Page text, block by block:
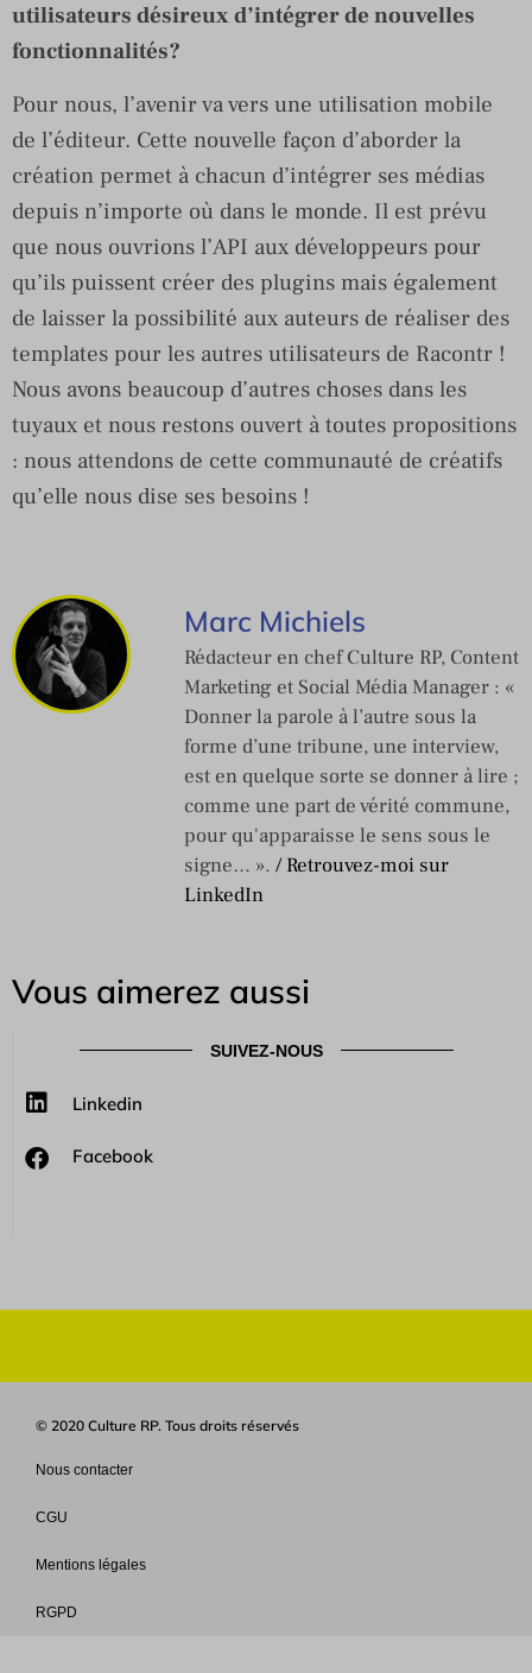
utilisateurs désireux d’intégrer de nouvelles
fonctionnalités?
Pour nous, l’avenir va vers une utilisation mobile
de l’éditeur. Cette nouvelle façon d’aborder la
création permet à chacun d’intégrer ses médias
depuis n’importe où dans le monde. Il est prévu
que nous ouvrions l’API aux développeurs pour
qu’ils puissent créer des plugins mais également
de laisser la possibilité aux auteurs de réaliser des
templates pour les autres utilisateurs de Racontr !
Nous avons beaucoup d’autres choses dans les
tuyaux et nous restons ouvert à toutes propositions
: nous attendons de cette communauté de créatifs
qu’elle nous dise ses besoins !
Marc Michiels
Rédacteur en chef Culture RP, Content
Marketing et Social Média Manager : «
Donner la parole à l’autre sous la
forme d’une tribune, une interview,
est en quelque sorte se donner à lire ;
comme une part de vérité commune,
pour qu'apparaisse le sens sous le
signe… ». / Retrouvez-moi sur
LinkedIn
Vous aimerez aussi
SUIVEZ-NOUS
Linkedin
Facebook
© 2020 Culture RP. Tous droits réservés
Nous contacter
CGU
Mentions légales
RGPD